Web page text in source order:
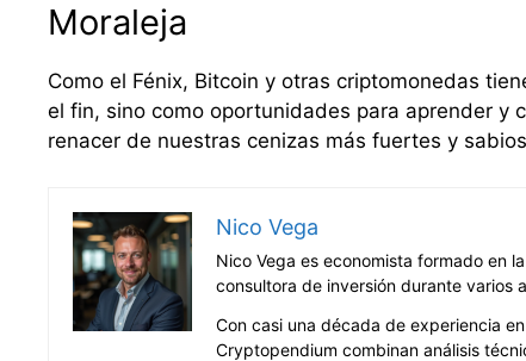
Moraleja
Como el Fénix, Bitcoin y otras criptomonedas
el fin, sino como oportunidades para aprender y
renacer de nuestras cenizas más fuertes y
Nico Vega
Nico Vega es economista formado en
consultora de inversión durante varios
Con casi una década de experiencia
Cryptopendium combinan análisis